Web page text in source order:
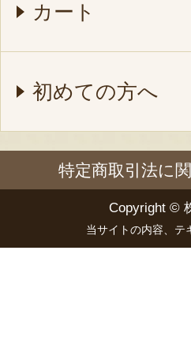
カート
初めての方へ
特定商取引法に
Copyright ©
当サイトの内容、テ